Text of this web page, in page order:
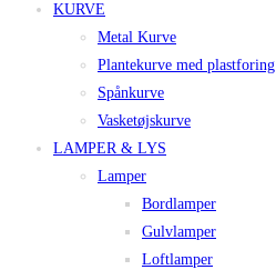
KURVE
Metal Kurve
Plantekurve med plastforing
Spånkurve
Vasketøjskurve
LAMPER & LYS
Lamper
Bordlamper
Gulvlamper
Loftlamper